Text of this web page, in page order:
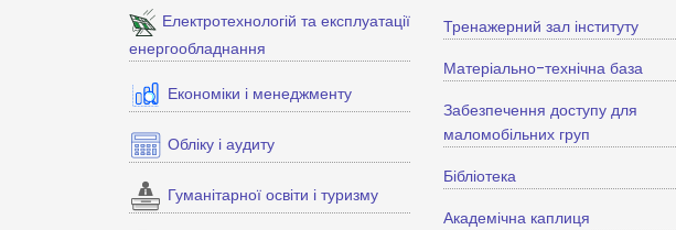
Електротехнологій та експлуатації
енергообладнання
Економіки і менеджменту
Обліку і аудиту
Гуманітарної освіти і туризму
Тренажерний зал інституту
Матеріально-технічна база
Забезпечення доступу для
маломобільних груп
Бібліотека
Академічна каплиця